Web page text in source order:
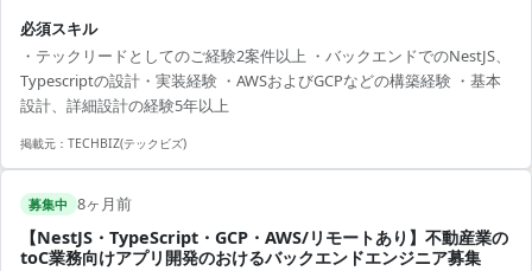
GCP/AWS/NestJS/TypeScript ▼条件等 出社：フルリモート 精算幅：変
動中間割り(18日144h±18h〜22日176h±22h) 面談回数：2回 勤務時間：
9:30〜18:30 【必須スキル】 ・テックリードとしてのご経験2案件以上
・バックエンドで...
必須スキル
・テックリードとしてのご経験2案件以上 ・バックエンドでのNestJS、
Typescriptの設計・実装経験 ・AWSおよびGCPなどの構築経験 ・基本
設計、詳細設計の経験5年以上
掲載元： TECHBIZ(テックビズ)
募集中 8ヶ月前
【NestJS・TypeScript・GCP・AWS/リモートあり】不動産業の
toC業務向けアプリ開発のおけるバックエンドエンジニア募集